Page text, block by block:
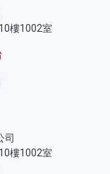
樓1002室
司
樓1002室